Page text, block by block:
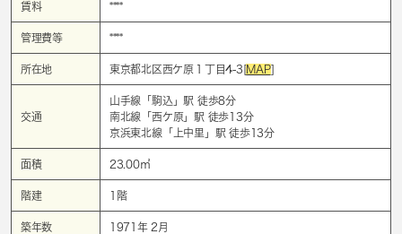
賃料 ****
管理費等 ****
所在地 東京都北区西ケ原１丁目4-3[MAP]
交通
山手線「 駒込 」駅 徒歩8分
南北線「 西ケ原」駅 徒歩13分
京浜東北線「
上中里 」駅 徒歩13分
面積 23.00㎡
階建 1階
築年数 1971年 2月